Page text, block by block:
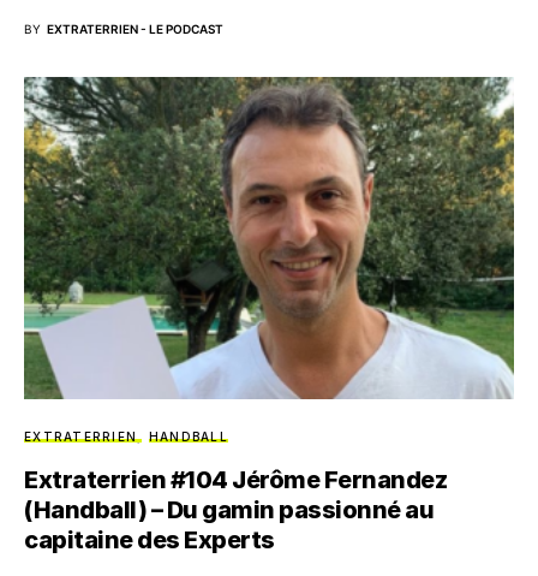
BY EXTRATERRIEN - LE PODCAST
EXTRATERRIEN HANDBALL
Extraterrien #104 Jérôme Fernandez
(Handball) – Du gamin passionné au
capitaine des Experts